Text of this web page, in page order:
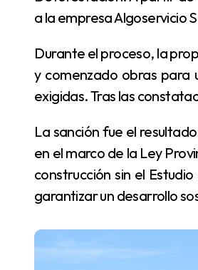
a la empresa Algoservicio
Durante el proceso, la propia empresa reconoció haber realizado un desmonte de 47.5 hectáreas
y comenzado obras para
exigidas. Tras las
La sanción fue el resultado de una labor conjunta entre la Secretaría de Biodiversidad, que actuó
en el marco de la Ley
construcción sin el
garantizar un desarrollo